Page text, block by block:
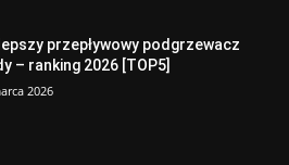
przepływowy podgrzewacz
– ranking 2026 [TOP5]
2026